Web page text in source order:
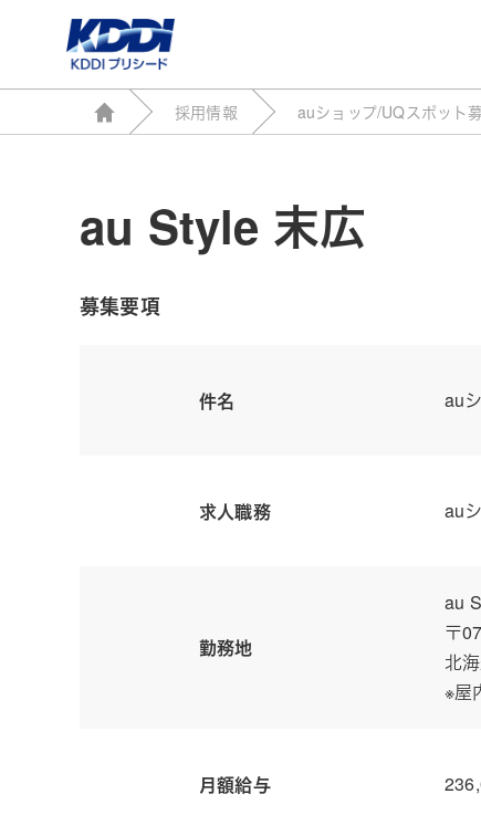
採用情報 auショップ/UQスポット
au Style 末広
募集要項
件名 au
求人職務 au
勤務地
au
〒
北
※屋
月額給与